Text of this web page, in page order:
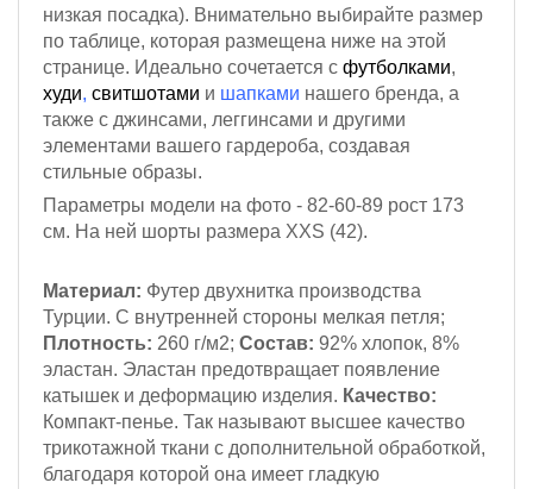
низкая посадка). Внимательно выбирайте размер
по таблице, которая размещена ниже на этой
странице. Идеально сочетается с футболками,
худи, свитшотами и шапками нашего бренда, а
также с джинсами, леггинсами и другими
элементами вашего гардероба, создавая
стильные образы.
Параметры модели на фото - 82-60-89 рост 173
см. На ней шорты размера XXS (42).
Материал: Футер двухнитка производства
Турции. С внутренней стороны мелкая петля;
Плотность: 260 г/м2; Состав: 92% хлопок, 8%
эластан. Эластан предотвращает появление
катышек и деформацию изделия. Качество:
Компакт-пенье. Так называют высшее качество
трикотажной ткани с дополнительной обработкой,
благодаря которой она имеет гладкую